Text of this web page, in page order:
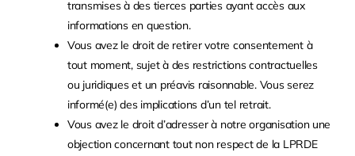
transmises à des tierces parties ayant accès aux
informations en question.
Vous avez le droit de retirer votre consentement à
tout moment, sujet à des restrictions contractuelles
ou juridiques et un préavis raisonnable. Vous serez
informé(e) des implications d’un tel retrait.
Vous avez le droit d’adresser à notre organisation une
objection concernant tout non respect de la LPRDE